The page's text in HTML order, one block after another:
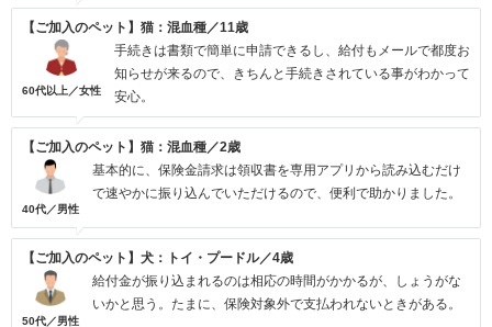
【ご加入のペット】猫：混血種／11歳
60代以上／女性
手続きは書類で簡単に申請できるし、給付もメールで都度お
知らせが来るので、きちんと手続きされている事がわかって
安心。
【ご加入のペット】猫：混血種／2歳
40代／男性
基本的に、保険金請求は領収書を専用アプリから読み込むだけ
で速やかに振り込んでいただけるので、便利で助かりました。
【ご加入のペット】犬：トイ・プードル／4歳
50代／男性
給付金が振り込まれるのは相応の時間がかかるが、しょうがな
いかと思う。たまに、保険対象外で支払われないときがある。